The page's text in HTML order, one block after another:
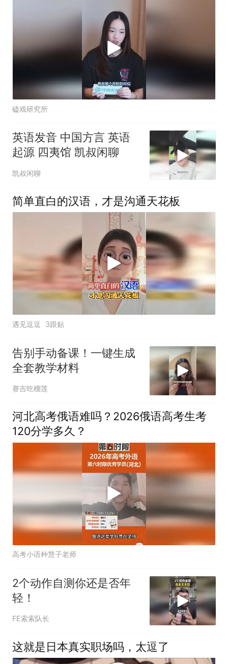
磕戏研究所
英语发音 中国方言 英语
起源 四夷馆 凯叔闲聊
凯叔闲聊
简单直白的汉语，才是沟通天花板
遇见逗逗 3跟贴
告别手动备课！一键生成
全套教学材料
赛吉吃榴莲
河北高考俄语难吗？2026俄语高考生考
120分学多久？
高考小语种慧子老师
2个动作自测你还是否年
轻！
FE索索队长
这就是日本真实职场吗，太逗了